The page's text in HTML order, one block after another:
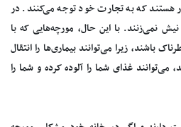
هستند که به تجارت خود توجه می‌کنند. در
نمی‌زنند. با این حال، مورچه‌هایی که با
باشند، زیرا می‌توانند بیماری‌ها را انتقال
می‌توانند غذای شما را آلوده کرده و شما را